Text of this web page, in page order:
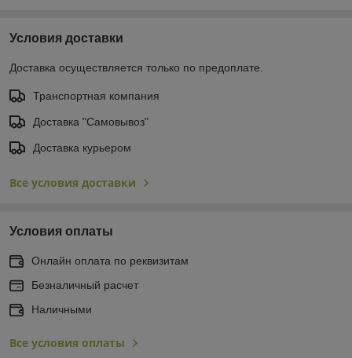
Условия доставки
Доставка осуществляется только по предоплате.
Транспортная компания
Доставка "Самовывоз"
Доставка курьером
Все условия доставки
Условия оплаты
Онлайн оплата по реквизитам
Безналичный расчет
Наличными
Все условия оплаты